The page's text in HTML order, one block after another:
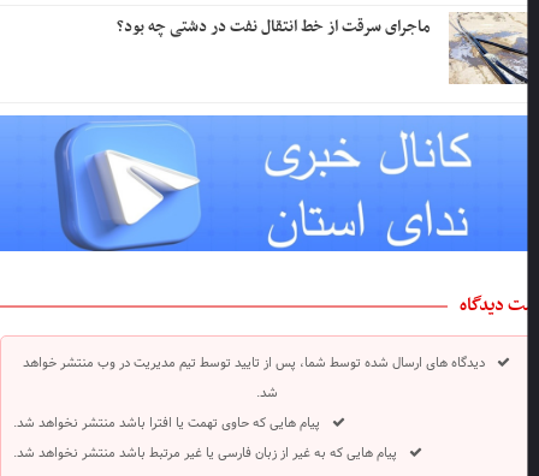
ماجرای سرقت از خط انتقال نفت در دشتی چه بود؟
دیدگاه
دیدگاه های ارسال شده توسط شما، پس از تایید توسط تیم مدیریت در وب منتشر خواهد
شد.
پیام هایی که حاوی تهمت یا افترا باشد منتشر نخواهد شد.
پیام هایی که به غیر از زبان فارسی یا غیر مرتبط باشد منتشر نخواهد شد.